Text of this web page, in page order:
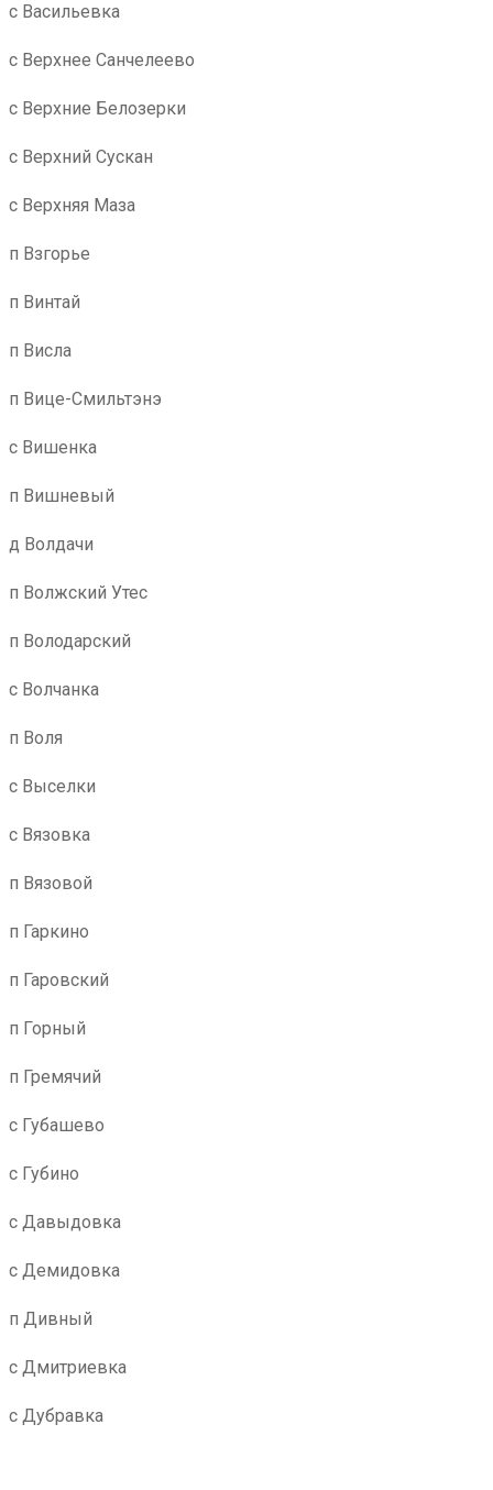
с Васильевка
с Верхнее Санчелеево
с Верхние Белозерки
с Верхний Сускан
с Верхняя Маза
п Взгорье
п Винтай
п Висла
п Вице-Смильтэнэ
с Вишенка
п Вишневый
д Волдачи
п Волжский Утес
п Володарский
с Волчанка
п Воля
с Выселки
с Вязовка
п Вязовой
п Гаркино
п Гаровский
п Горный
п Гремячий
с Губашево
с Губино
с Давыдовка
с Демидовка
п Дивный
с Дмитриевка
с Дубравка